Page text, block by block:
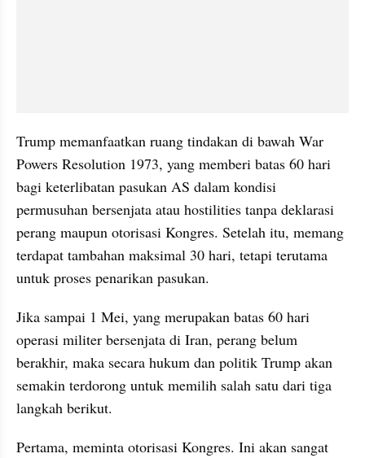
Trump memanfaatkan ruang tindakan di bawah War
Powers Resolution 1973, yang memberi batas 60 hari
bagi keterlibatan pasukan AS dalam kondisi
permusuhan bersenjata atau hostilities tanpa deklarasi
perang maupun otorisasi Kongres. Setelah itu, memang
terdapat tambahan maksimal 30 hari, tetapi terutama
untuk proses penarikan pasukan.
Jika sampai 1 Mei, yang merupakan batas 60 hari
operasi militer bersenjata di Iran, perang belum
berakhir, maka secara hukum dan politik Trump akan
semakin terdorong untuk memilih salah satu dari tiga
langkah berikut.
Pertama, meminta otorisasi Kongres. Ini akan sangat